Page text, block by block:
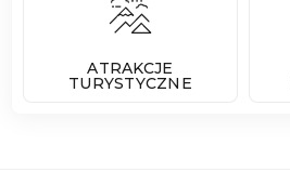
ATRAKCJE
TURYSTYCZNE